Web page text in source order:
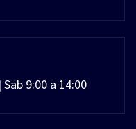
9:00 a 14:00